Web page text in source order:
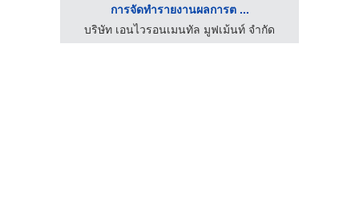
การจัดทำรายงานผลการต ...
บริษัท เอนไวรอนเมนทัล มูฟเม้นท์ จำกัด